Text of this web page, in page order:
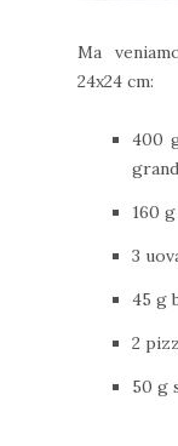
Ma
24x24 cm:
400
160
3
45 g
2
50 g